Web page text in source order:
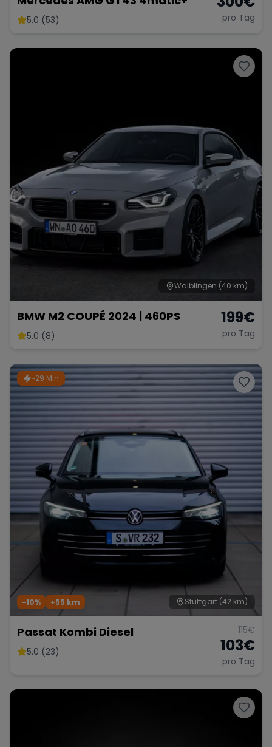
5.0 (53) pro Tag
Waiblingen (40 km)
BMW M2 COUPÉ 2024 | 460PS
5.0 (8)
199€
pro Tag
~29 Min
Stuttgart (42 km)
-10% +55 km
Passat Kombi Diesel
5.0 (23)
115€
103€
pro Tag